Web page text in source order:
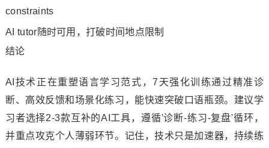
constraints
AI tutor随时可用，打破时间地点限制
结论
AI技术正在重塑语言学习范式，7天强化训练通过精准诊
断、高效反馈和场景化练习，能快速突破口语瓶颈。建议学
习者选择2-3款互补的AI工具，遵循'诊断-练习-复盘'循环，
并重点攻克个人薄弱环节。记住，技术只是加速器，持续练